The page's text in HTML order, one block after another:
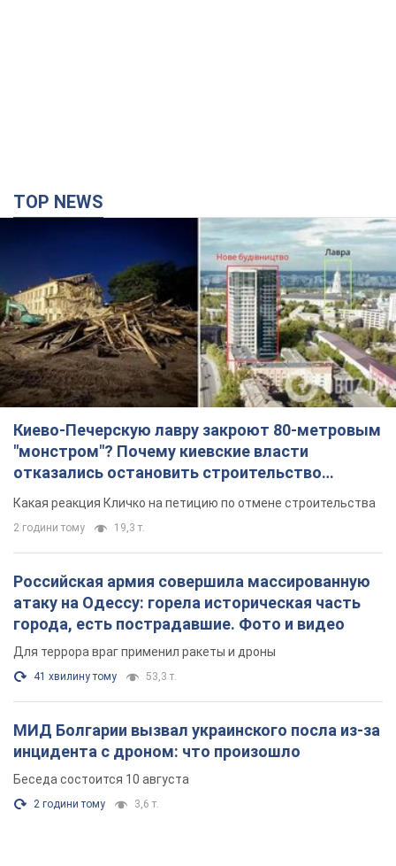
TOP NEWS
Киево-Печерскую лавру закроют 80-метровым
"монстром"? Почему киевские власти
отказались остановить строительство
небоскреба "московского верующего"
Какая реакция Кличко на петицию по отмене строительства
2 години тому 19,3 т.
Российская армия совершила массированную
атаку на Одессу: горела историческая часть
города, есть пострадавшие. Фото и видео
Для террора враг применил ракеты и дроны
41 хвилину тому 53,3 т.
МИД Болгарии вызвал украинского посла из-за
инцидента с дроном: что произошло
Беседа состоится 10 августа
2 години тому 3,6 т.